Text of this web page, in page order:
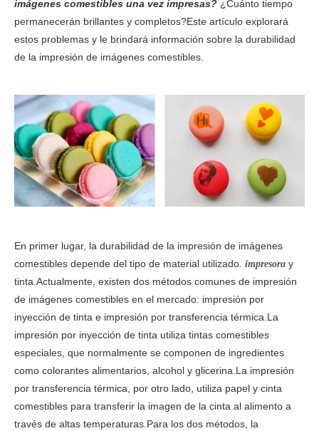
imágenes comestibles una vez impresas? ¿Cuánto tiempo
permanecerán brillantes y completos?Este artículo explorará
estos problemas y le brindará información sobre la durabilidad
de la impresión de imágenes comestibles.
En primer lugar, la durabilidad de la impresión de imágenes
comestibles depende del tipo de material utilizado. impresora y
tinta.Actualmente, existen dos métodos comunes de impresión
de imágenes comestibles en el mercado: impresión por
inyección de tinta e impresión por transferencia térmica.La
impresión por inyección de tinta utiliza tintas comestibles
especiales, que normalmente se componen de ingredientes
como colorantes alimentarios, alcohol y glicerina.La impresión
por transferencia térmica, por otro lado, utiliza papel y cinta
comestibles para transferir la imagen de la cinta al alimento a
través de altas temperaturas.Para los dos métodos, la